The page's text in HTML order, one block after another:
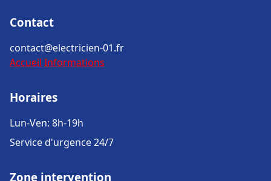
Contact
contact@electricien-01.fr
Accueil Informations
Horaires
Lun-Ven: 8h-19h
Service d'urgence 24/7
Zone intervention